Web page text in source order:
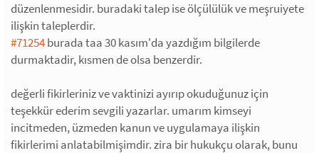
düzenlenmesidir. buradaki talep ise ölçülülük ve meşruiyete
ilişkin taleplerdir.
#71254burada taa 30 kasım'da yazdığım bilgilerde
durmaktadir, kısmen de olsa benzerdir.
değerli fikirleriniz ve vaktinizi ayırıp okuduğunuz için
teşekkür ederim sevgili yazarlar. umarım kimseyi
incitmeden, üzmeden kanun ve uygulamaya ilişkin
fikirlerimi anlatabilmişimdir. zira bir hukukçu olarak, bunu